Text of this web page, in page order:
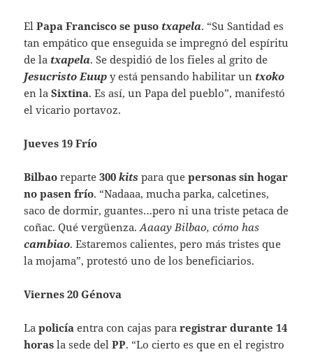
El Papa Francisco se puso txapela. “Su Santidad es
tan empático que enseguida se impregnó del espíritu
de la txapela. Se despidió de los fieles al grito de
Jesucristo Euup y está pensando habilitar un txoko
en laSixtina. Es así, un Papa del pueblo”, manifestó
el vicario portavoz.
Jueves 19 Frío
Bilbao reparte300kits para que personassin hogar
no pasen frío. “Nadaaa, mucha parka, calcetines,
saco de dormir, guantes…pero ni una triste petaca de
coñac. Qué vergüenza.Aaaay Bilbao, cómo has
cambiao. Estaremos calientes, pero más tristes que
la mojama”, protestó uno de los beneficiarios.
Viernes 20 Génova
Lapolicíaentra con cajas pararegistrar durante 14
horas la sede del PP. “Lo cierto es que en el registro